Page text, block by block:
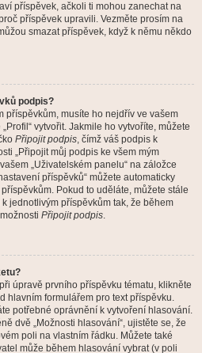
příspěvek, ačkoli ti mohou zanechat na
příspěvek upravili. Vezměte prosím na
smazat příspěvek, když k němu někdo
podpis?
příspěvkům, musíte ho nejdřív ve vašem
vytvořit. Jakmile ho vytvoříte, můžete
Připojit podpis, čímž váš podpis k
„Připojit můj podpis ke všem mým
„Uživatelském panelu“ na záložce
příspěvků“ můžete automaticky
Pokud to uděláte, můžete stále
jednotlivým příspěvkům tak, že během
Připojit podpis.
úpravě prvního příspěvku tématu, klikněte
hlavním formulářem pro text příspěvku.
potřebné oprávnění k vytvoření hlasování.
dvě „Možnosti hlasování“, ujistěte se, že
poli na vlastním řádku. Můžete také
může během hlasování vybrat (v poli